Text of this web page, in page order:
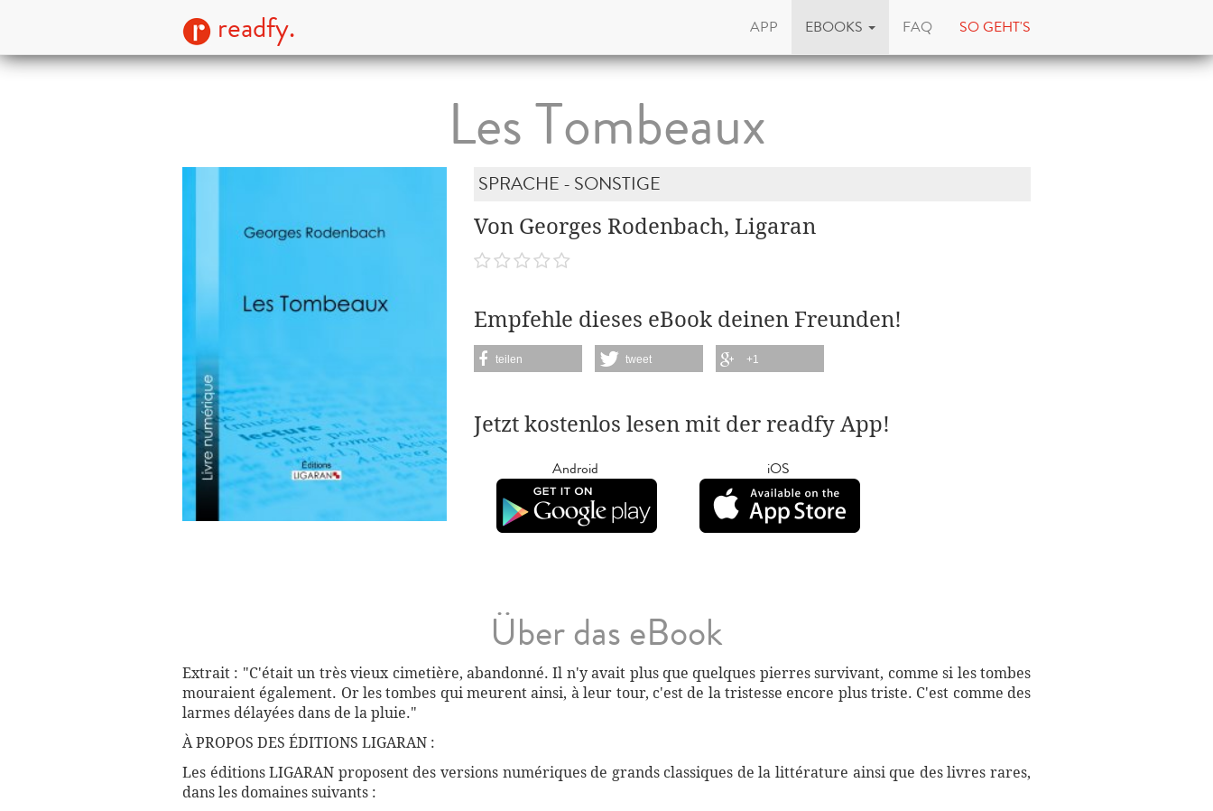
readfy. APP EBOOKS FAQ SO GEHT'S
Les Tombeaux
SPRACHE - SONSTIGE
Von Georges Rodenbach, Ligaran
Empfehle dieses eBook deinen Freunden!
teilen tweet +1
Jetzt kostenlos lesen mit der readfy App!
Android iOS
Über das eBook
Extrait : "C'était un très vieux cimetière, abandonné. Il n'y avait plus que quelques pierres survivant, comme si les tombes
mouraient également. Or les tombes qui meurent ainsi, à leur tour, c'est de la tristesse encore plus triste. C'est comme des
larmes délayées dans de la pluie."
À PROPOS DES ÉDITIONS LIGARAN :
Les éditions LIGARAN proposent des versions numériques de grands classiques de la littérature ainsi que des livres rares,
dans les domaines suivants :